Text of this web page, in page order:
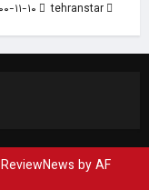
tehranstar
ReviewNews by AF